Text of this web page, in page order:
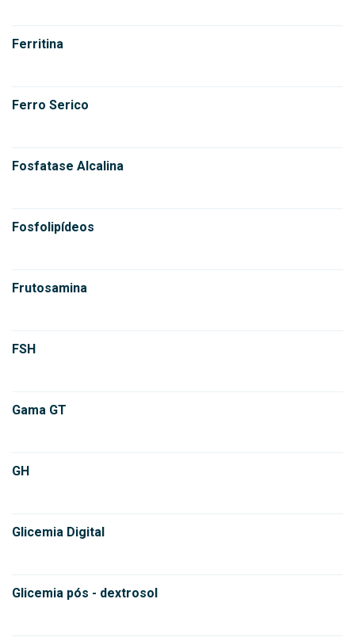
Ferritina
Ferro Serico
Fosfatase Alcalina
Fosfolipídeos
Frutosamina
FSH
Gama GT
GH
Glicemia Digital
Glicemia pós - dextrosol